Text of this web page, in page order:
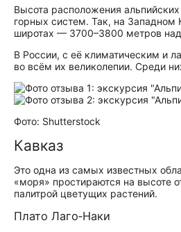
Высота расположения
горных систем. Так, на Западном
широтах — 3700–3800 метров
В России, с её климатическим и
во всём их великолепии. Среди
Фото: Shutterstock
Кавказ
Это одна из самых известных
«моря» простираются на высоте
палитрой цветущих растений.
Плато Лаго‑Наки